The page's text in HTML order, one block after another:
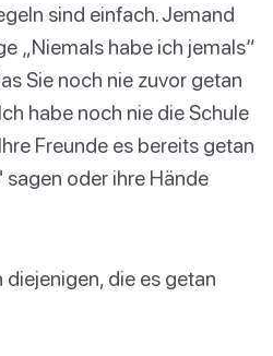
sind einfach. Jemand
„Niemals habe ich jemals“
Sie noch nie zuvor getan
habe noch nie die Schule
Freunde es bereits getan
sagen oder ihre Hände
die es getan